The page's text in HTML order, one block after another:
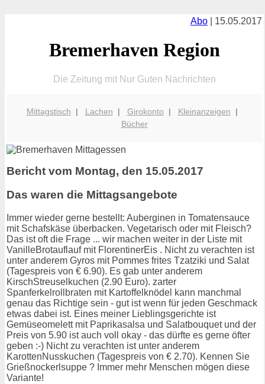
Abo | 15.05.2017
Bremerhaven Region
Die Zeitung mit Nur Guten Nachrichten
Mittagstisch | Lachen | Girokonto | Kleinanzeigen |
Bücher
Bericht vom Montag, den 15.05.2017
Das waren die Mittagsangebote
Immer wieder gerne bestellt: Auberginen in Tomatensauce
mit Schafskäse überbacken. Vegetarisch oder mit Fleisch?
Das ist oft die Frage ... wir machen weiter in der Liste mit
VanilleBrotauflauf mit FlorentinerEis . Nicht zu verachten ist
unter anderem Gyros mit Pommes frites Tzatziki und Salat
(Tagespreis von € 6.90). Es gab unter anderem
KirschStreuselkuchen (2.90 Euro). zarter
Spanferkelrollbraten mit Kartoffelknödel kann manchmal
genau das Richtige sein - gut ist wenn für jeden Geschmack
etwas dabei ist. Eines meiner Lieblingsgerichte ist
Gemüseomelett mit Paprikasalsa und Salatbouquet und der
Preis von 5.90 ist auch voll okay - das dürfte es gerne öfter
geben :-) Nicht zu verachten ist unter anderem
KarottenNusskuchen (Tagespreis von € 2.70). Kennen Sie
Grießnockerlsuppe ? Immer mehr Menschen mögen diese
Variante!